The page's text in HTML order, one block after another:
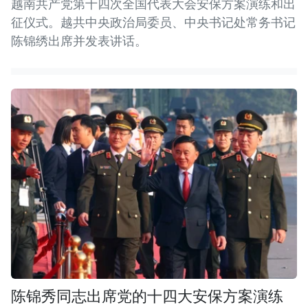
越南共产党第十四次全国代表大会安保方案演练和出
征仪式。越共中央政治局委员、中央书记处常务书记
陈锦绣出席并发表讲话。
陈锦秀同志出席党的十四大安保方案演练